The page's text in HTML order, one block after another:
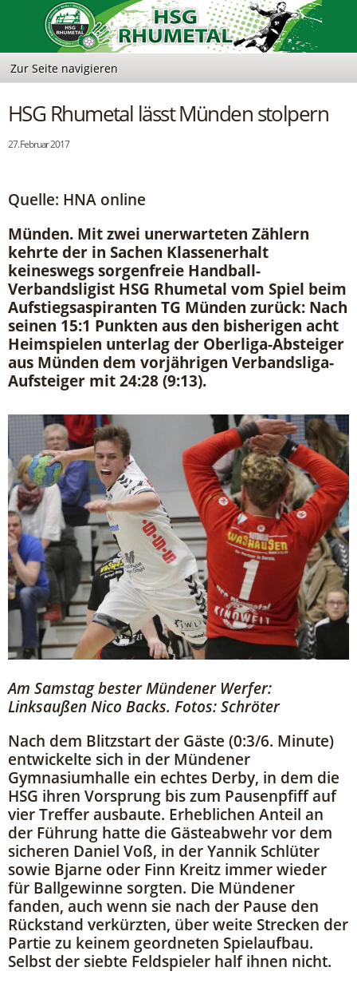
HSG Rhumetal lässt Münden stolpern
27. Februar 2017
Quelle: HNA online
Münden. Mit zwei unerwarteten Zählern
kehrte der in Sachen Klassenerhalt
keineswegs sorgenfreie Handball-
Verbandsligist HSG Rhumetal vom Spiel beim
Aufstiegsaspiranten TG Münden zurück: Nach
seinen 15:1 Punkten aus den bisherigen acht
Heimspielen unterlag der Oberliga-Absteiger
aus Münden dem vorjährigen Verbandsliga-
Aufsteiger mit 24:28 (9:13).
Am Samstag bester Mündener Werfer:
Linksaußen Nico Backs. Fotos: Schröter
Nach dem Blitzstart der Gäste (0:3/6. Minute)
entwickelte sich in der Mündener
Gymnasiumhalle ein echtes Derby, in dem die
HSG ihren Vorsprung bis zum Pausenpfiff auf
vier Treffer ausbaute. Erheblichen Anteil an
der Führung hatte die Gästeabwehr vor dem
sicheren Daniel Voß, in der Yannik Schlüter
sowie Bjarne oder Finn Kreitz immer wieder
für Ballgewinne sorgten. Die Mündener
fanden, auch wenn sie nach der Pause den
Rückstand verkürzten, über weite Strecken der
Partie zu keinem geordneten Spielaufbau.
Selbst der siebte Feldspieler half ihnen nicht.